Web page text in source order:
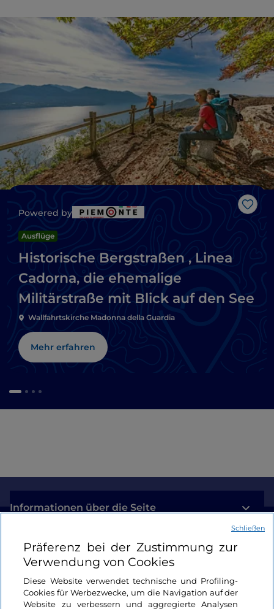
Like
Powered by
Ausflüge
Historische Bergstraßen , Linea
Cadorna, die ehemalige
Militärstraße mit Blick auf den See
Wallfahrtskirche Madonna della Guardia
Mehr erfahren
Informationen über die Seite
Nützliche Links
Login
Bleiben wir in Kontakt
Präferenz bei der Zustimmung zur
Verwendung von Cookies
Diese Website verwendet technische und Profiling-
Cookies für Werbezwecke, um die Navigation auf der
Website zu verbessern und aggregierte Analysen
Schließen